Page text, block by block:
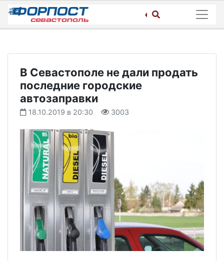
Skip
content
В Севастополе не дали продать
последние городские
автозаправки
18.10.2019 в 20:30 3003